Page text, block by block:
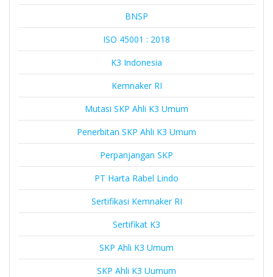
BNSP
ISO 45001 : 2018
K3 Indonesia
Kemnaker RI
Mutasi SKP Ahli K3 Umum
Penerbitan SKP Ahli K3 Umum
Perpanjangan SKP
PT Harta Rabel Lindo
Sertifikasi Kemnaker RI
Sertifikat K3
SKP Ahli K3 Umum
SKP Ahli K3 Uumum